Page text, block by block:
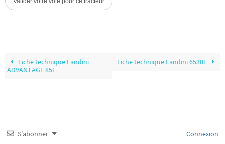
Fiche technique Landini
ADVANTAGE 85F
Fiche technique Landini 6530F
S’abonner Connexion